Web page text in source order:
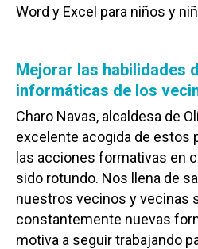
Word y Excel para niños y
Mejorar las habilidades
informáticas de los
Charo Navas, alcaldesa de
excelente acogida de estos
las acciones formativas en
sido rotundo. Nos llena de
nuestros vecinos y vecinas
constantemente nuevas
motiva a seguir trabajando